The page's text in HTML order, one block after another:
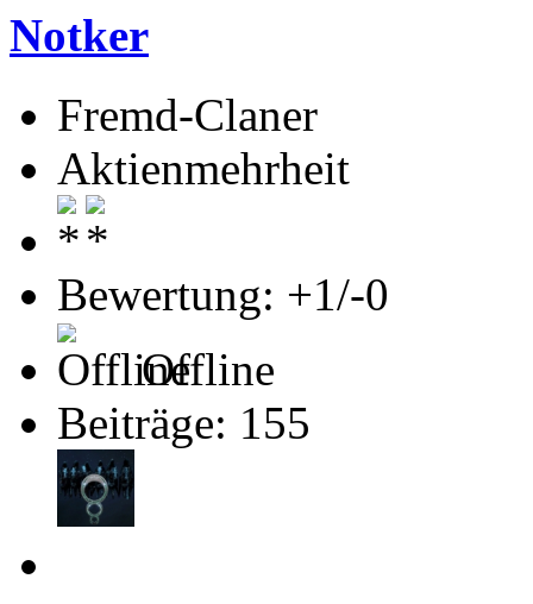
Notker
Fremd-Claner
Aktienmehrheit
Bewertung: +1/-0
Offline
Beiträge: 155